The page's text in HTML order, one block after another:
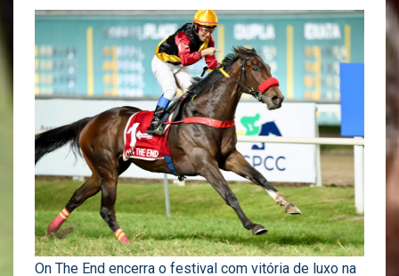
On The End encerra o festival com vitória de luxo na